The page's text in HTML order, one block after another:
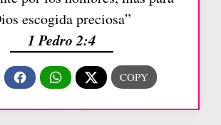
escogida preciosa”
1 Pedro 2:4